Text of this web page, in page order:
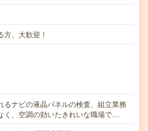
、大歓迎！
るナビの液晶パネルの検査、組立業務
く、空調の効いたきれいな職場で…